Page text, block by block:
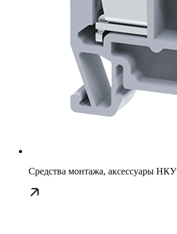
Средства монтажа, аксессуары НКУ